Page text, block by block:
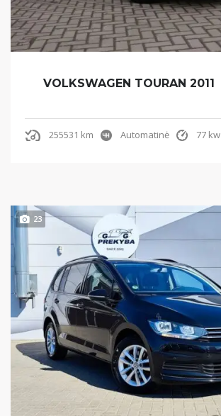
VOLKSWAGEN TOURAN 2011
255531 km Automatinė 77 kw
23